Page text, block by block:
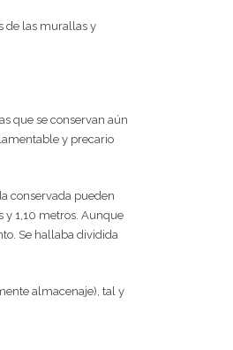
de las murallas y
que se conservan aún
y precario
conservada pueden
y 1,10 metros. Aunque
Se hallaba dividida
almacenaje), tal y